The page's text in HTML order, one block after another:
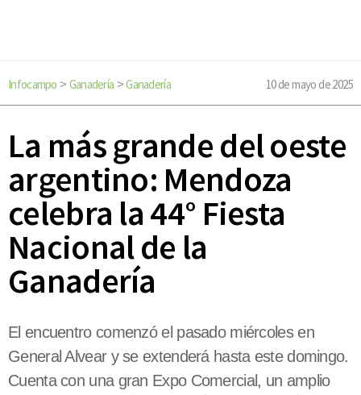
Infocampo > Ganadería >Ganadería 10 de mayo de 2025
La más grande del oeste
argentino: Mendoza
celebra la 44° Fiesta
Nacional de la
Ganadería
El encuentro comenzó el pasado miércoles en
General Alvear y se extenderá hasta este domingo.
Cuenta con una gran Expo Comercial, un amplio